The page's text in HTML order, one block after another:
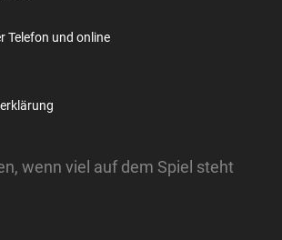
Telefon und online
wenn viel auf dem Spiel steht